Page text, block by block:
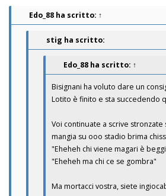
Edo_88 ha scritto: ↑
stig ha scritto:
Edo_88 ha scritto: ↑
Bisignani ha voluto dare un
Lotito è finito e sta succedendo
Voi continuate a scrive
mangia su ooo stadio brima
"Eheheh chi viene magari è
"Eheheh ma chi ce se gombra"
Ma mortacci vostra, siete